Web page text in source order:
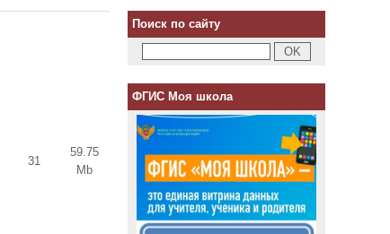
31
59.75
Mb
Поиск по сайту
ФГИС Моя школа